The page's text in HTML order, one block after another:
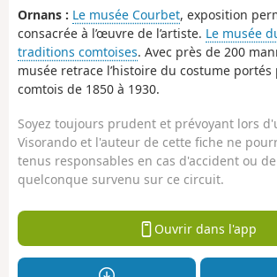
Ornans : Le musée Courbet, exposition
consacrée à l’œuvre de l’artiste. Le musée
traditions comtoises. Avec près de 200
musée retrace l’histoire du costume portés
comtois de 1850 à 1930.
Soyez toujours prudent et prévoyant lors
Visorando et l'auteur de cette fiche ne
tenus responsables en cas d'accident ou
quelconque survenu sur ce circuit.
Ouvrir dans l'app